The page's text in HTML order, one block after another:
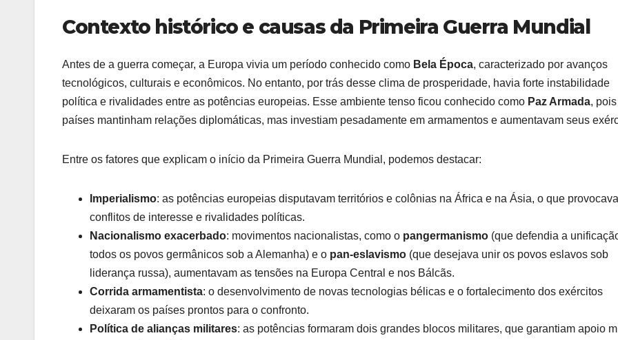
Contexto histórico e causas da Primeira Guerra Mundial
Antes de a guerra começar, a Europa vivia um período conhecido como Bela Época, caracterizado por avanços
tecnológicos, culturais e econômicos. No entanto, por trás desse clima de prosperidade, havia forte instabilidade
política e rivalidades entre as potências europeias. Esse ambiente tenso ficou conhecido como Paz Armada,
países mantinham relações diplomáticas, mas investiam pesadamente em armamentos e aumentavam seus
Entre os fatores que explicam o início da Primeira Guerra Mundial, podemos destacar:
Imperialismo: as potências europeias disputavam territórios e colônias na África e na Ásia, o que provocava
conflitos de interesse e rivalidades políticas.
Nacionalismo exacerbado: movimentos nacionalistas, como o pangermanismo (que defendia a
todos os povos germânicos sob a Alemanha) e o pan-eslavismo (que desejava unir os povos eslavos sob
liderança russa), aumentavam as tensões na Europa Central e nos Bálcãs.
Corrida armamentista: o desenvolvimento de novas tecnologias bélicas e o fortalecimento dos exércitos
deixaram os países prontos para o confronto.
Política de alianças militares: as potências formaram dois grandes blocos militares, que garantiam apoio